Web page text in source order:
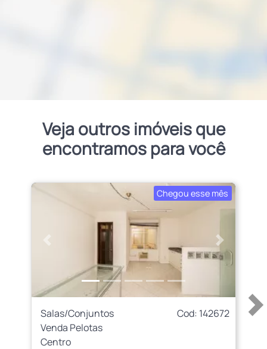
Veja outros imóveis que
encontramos para você
Chegou esse mês
Próximo
Salas/Conjuntos
Cod: 142672
Venda Pelotas
Centro